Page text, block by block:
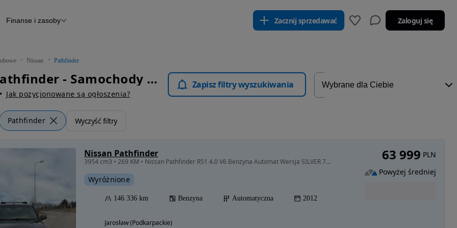
Raport z inspekcji
Otomoto News
Finanse i zasoby Zacznij sprzedawać Zaloguj się
Nissan Pathfinder
Nissan Pathfinder - Samochody Osobowe
Jak pozycjonowane są ogłoszenia?
Zapisz filtry wyszukiwania
Pathfinder Wyczyść filtry
Nissan Pathfinder
3954 cm3 • 269 KM • Nissan Pathfinder R51 4.0 V6 Benzyna Automat Wersja SILVER 7-osobowy
Wyróżnione
146 336 km Benzyna Automatyczna 2012
Jarosław (Podkarpackie)
63 999 PLN
Powyżej średniej